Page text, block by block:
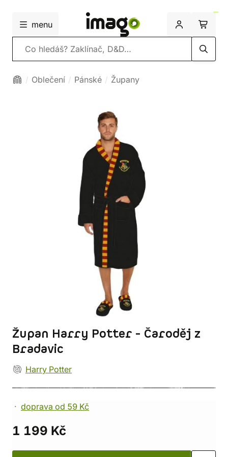
menu
Vyhledávání
Oblečení Pánské Župany
Župan Harry Potter - Čaroděj z
Bradavic
Harry Potter
doprava od 59 Kč
1 199 Kč